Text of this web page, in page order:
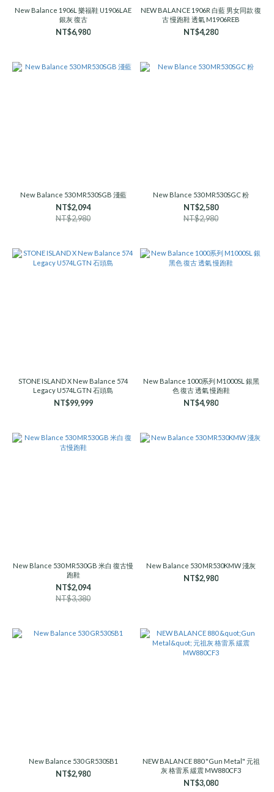
New Balance 1906L 樂福鞋 U1906LAE
銀灰 復古
NT$6,980
NEW BALANCE 1906R 白藍 男女同款 復
古 慢跑鞋 透氣 M1906REB
NT$4,280
New Balance 530 MR530SGB 淺藍
NT$2,094
NT$2,980
New Blance 530 MR530SGC 粉
NT$2,580
NT$2,980
STONE ISLAND X New Balance 574
Legacy U574LGTN 石頭島
NT$99,999
New Balance 1000系列 M1000SL 銀黑
色 復古 透氣 慢跑鞋
NT$4,980
New Blance 530 MR530GB 米白 復古慢
跑鞋
NT$2,094
NT$3,380
New Balance 530 MR530KMW 淺灰
NT$2,980
New Balance 530 GR530SB1
NT$2,980
NEW BALANCE 880 "Gun Metal" 元祖
灰 格雷系 緩震 MW880CF3
NT$3,080